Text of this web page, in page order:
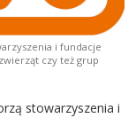
i fundacje
czy też grup
stowarzyszenia i